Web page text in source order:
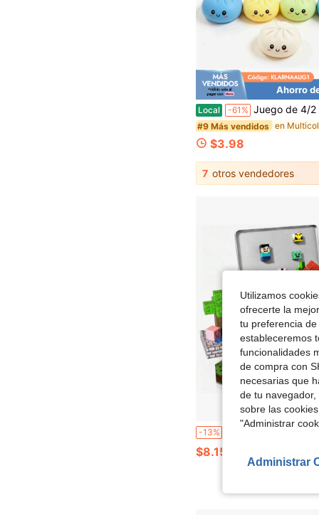
Ahorro
Local -61% Juego de 4/2 piezas de juguetes apretables con forma de dumpling y pan al vapor, bolas antiestrés realistas con forma de comida, juguetes fidget
#9 Más vendidos
$3.98
7 otros vendedores
-13%
$8.15
Utilizamos
ofrecerte la
tu preferencia
estableceremos
funcionalidades
de compra con
necesarias que
de tu
sobre las
"Administrar
Administrar